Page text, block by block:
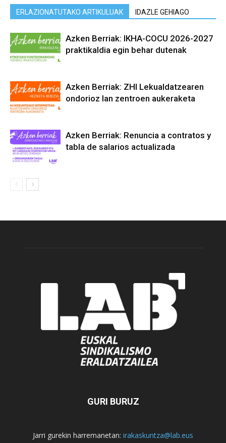
ERLAZIONATUTAKO ARTIKULUAK IDAZLE GEHIAGO
Azken Berriak: IKHA-COCU 2026-2027
praktikaldia egin behar dutenak
Azken Berriak: ZHI Lekualdatzearen
ondorioz lan zentroen aukeraketa
Azken Berriak: Renuncia a contratos y
tabla de salarios actualizada
GURI BURUZ
Jarri gurekin harremanetan: irakaskuntza@lab.eus